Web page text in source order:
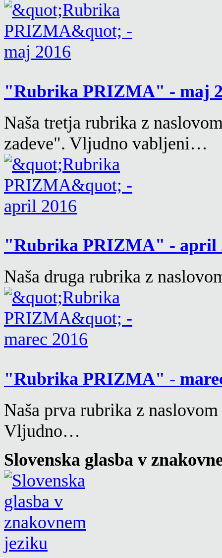
"Rubrika PRIZMA" - maj
Naša tretja rubrika z
zadeve". Vljudno vabljeni…
"Rubrika PRIZMA" - april
Naša druga rubrika z
"Rubrika PRIZMA" -
Naša prva rubrika z
Vljudno…
Slovenska glasba v